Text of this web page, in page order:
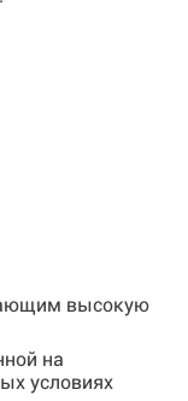
высокую
на
условиях